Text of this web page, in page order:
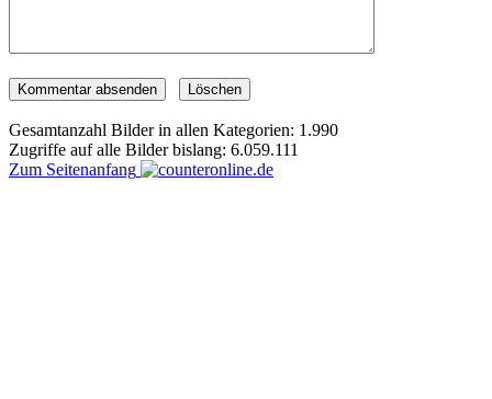
Gesamtanzahl Bilder in allen Kategorien: 1.990
Zugriffe auf alle Bilder bislang: 6.059.111
Zum Seitenanfang